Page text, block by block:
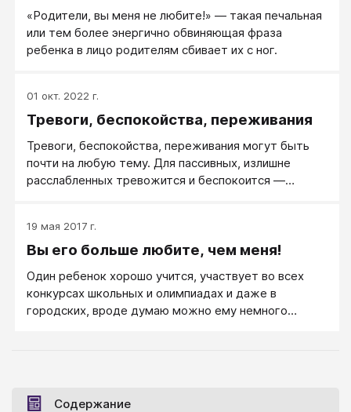
число нереализованных мужчин и женщин также
имеет корни в избыточной материнской любви. Все
это не плод моих фантазий. Посмотрите
подтверждений тому.
«Родители, вы меня не любите!» — такая печальная
или тем более энергично обвиняющая фраза
ребенка в лицо родителям сбивает их с ног.
01 окт. 2022 г.
Тревоги, беспокойства, переживания
Тревоги, беспокойства, переживания могут быть
почти на любую тему. Для пассивных, излишне
расслабленных тревожится и беспокоится ―
19 мая 2017 г.
Вы его больше любите, чем меня!
Один ребенок хорошо учится, участвует во всех
конкурсах школьных и олимпиадах и даже в
городских, вроде думаю можно ему немного
Содержание